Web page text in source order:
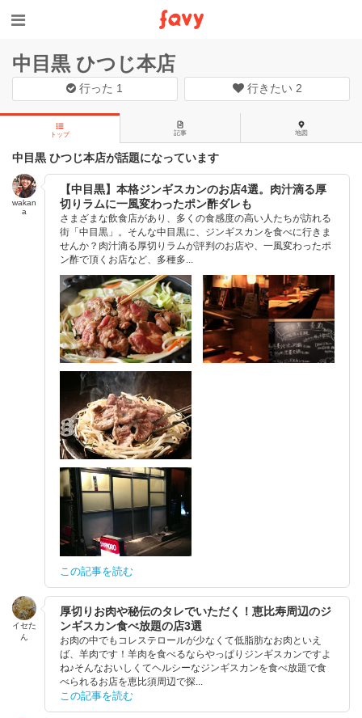
中目黒 ひつじ本店
行った 1 行きたい 2
トップ 記事 地図
中目黒 ひつじ本店が話題になっています
wakan
a
【中目黒】本格ジンギスカンのお店4選。肉汁滴る厚
切りラムに一風変わったポン酢ダレも
さまざまな飲食店があり、多くの食感度の高い人たちが訪れる
街「中目黒」。そんな中目黒に、ジンギスカンを食べに行きま
せんか？肉汁滴る厚切りラムが評判のお店や、一風変わったポ
ン酢で頂くお店など、多種多...
この記事を読む
イセた
ん
厚切りお肉や秘伝のタレでいただく！恵比寿周辺のジ
ンギスカン食べ放題の店3選
お肉の中でもコレステロールが少なくて低脂肪なお肉といえ
ば、羊肉です！羊肉を食べるならやっぱりジンギスカンですよ
ね♪そんなおいしくてヘルシーなジンギスカンを食べ放題で食
べられるお店を恵比須周辺で探...
この記事を読む